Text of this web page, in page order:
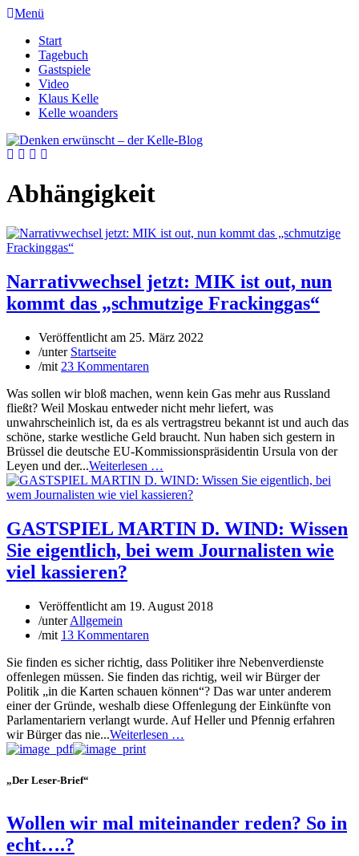
Menü
Start
Tagebuch
Gastspiele
Video
Klaus Kelle
Kelle woanders
Abhängigkeit
Narrativwechsel jetzt: MIK ist out, nun
kommt das „schmutzige Frackinggas“
Veröffentlicht am 25. März 2022
/unter Startseite
/mit 23 Kommentaren
Was sollen wir bloß machen, wenn kein Gas mehr aus Russland
fließt? Weil Moskau entweder nicht mehr liefert, was
unwahrscheinlich ist, da es als vertragstreu bekannt ist und auch das
schöne, starke westliche Geld braucht. Nun haben sich gestern in
Brüssel die deutsche EU-Kommissionspräsidentin Ursula von der
Leyen und der...Weiterlesen …
GASTSPIEL MARTIN D. WIND: Wissen
Sie eigentlich, bei wem Journalisten wie
viel kassieren?
Veröffentlicht am 19. August 2018
/unterAllgemein
/mit 13 Kommentaren
Sie finden es sicher richtig, dass Politiker ihre Nebenverdienste
offenlegen müssen. Sie finden das richtig, weil wir Bürger der
Politik „in die Karten schauen können“? Das war unter anderem
einer der Gründe, weshalb diese Offenlegung der Einkünfte von
Parlamentariern verlangt wurde. Auf Heller und Pfennig erfahren
wir Bürger das nie...Weiterlesen …
„Der Leser-Brief“
Wollen wir mal miteinander reden? So in
echt….?